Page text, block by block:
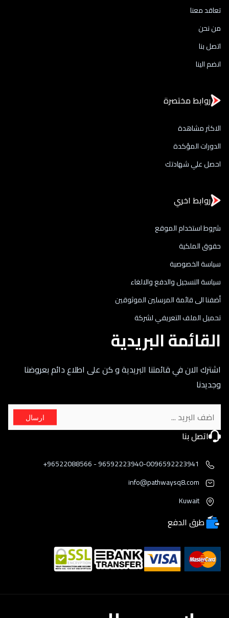
تعاقد معنا
من نحن
اتصل بنا
انضم الينا
روابط مختصرة
الاكثر مشاهدة
الدورات المؤكدة
احصل علي شهادتك
روابط اخري
شروط استخدام الموقع
حقوق الملكية
سياسة الخصوصية
سياسة التسجيل والدفع والالغاء
أضفنا الى قائمة المرسلين الموثوقين
تحميل الملف التعريفي لشركة
القائمة البريدية
اشترك الان في قائمتنا البريدية و كن على اطلاع دائم بعروضنا
وجديدنا
ارسال
اتصل بنا
96592223940-0096592223941 - 96522088566+
info@pathwaysq8.com
Kuwait
طرق الدفع